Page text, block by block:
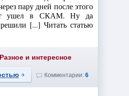
пару дней после этого
ушел в СКАМ. Ну да
[...] Читать статью
Разное и интересное
Комментарии: 6